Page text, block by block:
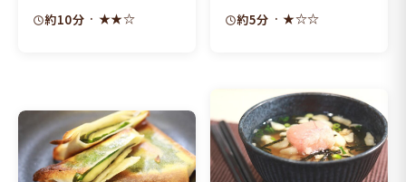
サンド
約10分 · ★★☆ 約5分 · ★☆☆